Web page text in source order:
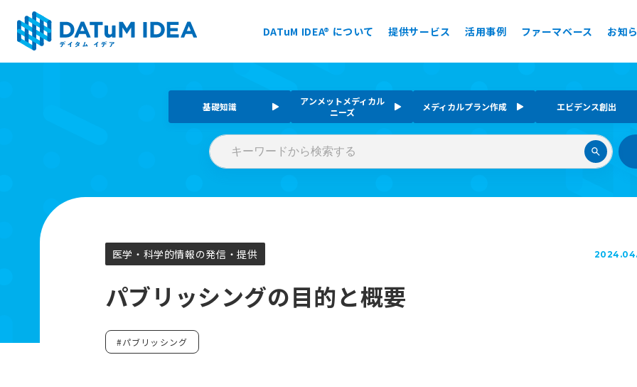
DATuM IDEA® について 提供サービス 活用事例 ファーマベース お知
ファーマベース
資料ダウンロード
基礎知識
アンメットメディカル
ニーズ
メディカルプラン作成 エビデンス創出
医学・科学的情報の発信・提供
パブリッシングの目的と概要
#パブリッシング